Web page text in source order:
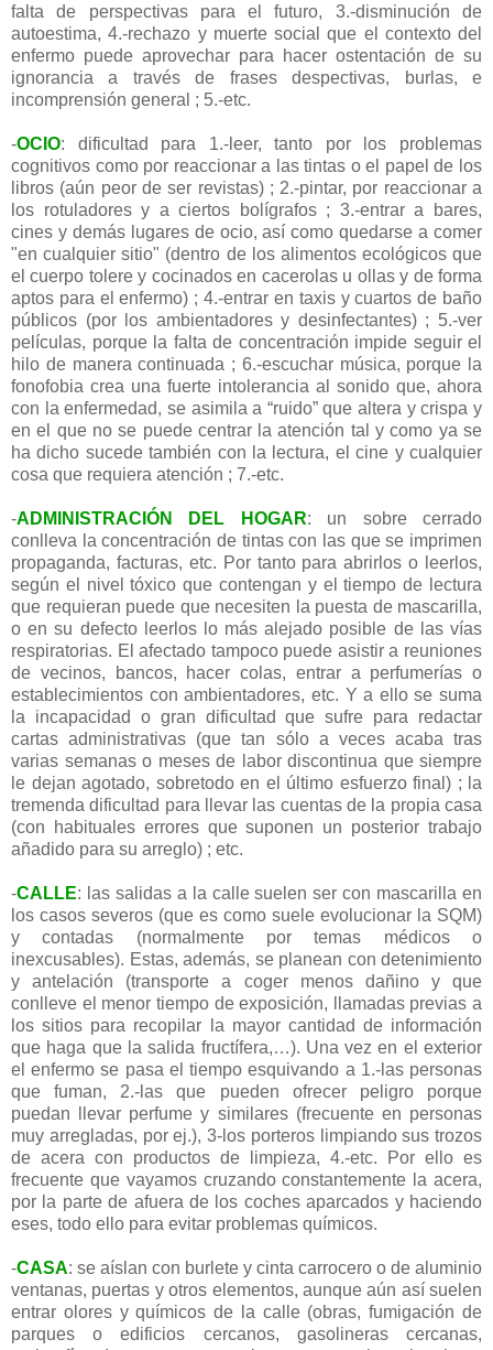
falta de perspectivas para el futuro, 3.-disminución de
autoestima, 4.-rechazo y muerte social que el contexto del
enfermo puede aprovechar para hacer ostentación de su
ignorancia a través de frases despectivas, burlas, e
incomprensión general ; 5.-etc.
-OCIO: dificultad para 1.-leer, tanto por los problemas
cognitivos como por reaccionar a las tintas o el papel de los
libros (aún peor de ser revistas) ; 2.-pintar, por reaccionar a
los rotuladores y a ciertos bolígrafos ; 3.-entrar a bares,
cines y demás lugares de ocio, así como quedarse a comer
"en cualquier sitio" (dentro de los alimentos ecológicos que
el cuerpo tolere y cocinados en cacerolas u ollas y de forma
aptos para el enfermo) ; 4.-entrar en taxis y cuartos de baño
públicos (por los ambientadores y desinfectantes) ; 5.-ver
películas, porque la falta de concentración impide seguir el
hilo de manera continuada ; 6.-escuchar música, porque la
fonofobia crea una fuerte intolerancia al sonido que, ahora
con la enfermedad, se asimila a “ruido” que altera y crispa y
en el que no se puede centrar la atención tal y como ya se
ha dicho sucede también con la lectura, el cine y cualquier
cosa que requiera atención ; 7.-etc.
-ADMINISTRACIÓN DEL HOGAR: un sobre cerrado
conlleva la concentración de tintas con las que se imprimen
propaganda, facturas, etc. Por tanto para abrirlos o leerlos,
según el nivel tóxico que contengan y el tiempo de lectura
que requieran puede que necesiten la puesta de mascarilla,
o en su defecto leerlos lo más alejado posible de las vías
respiratorias. El afectado tampoco puede asistir a reuniones
de vecinos, bancos, hacer colas, entrar a perfumerías o
establecimientos con ambientadores, etc. Y a ello se suma
la incapacidad o gran dificultad que sufre para redactar
cartas administrativas (que tan sólo a veces acaba tras
varias semanas o meses de labor discontinua que siempre
le dejan agotado, sobretodo en el último esfuerzo final) ; la
tremenda dificultad para llevar las cuentas de la propia casa
(con habituales errores que suponen un posterior trabajo
añadido para su arreglo) ; etc.
-CALLE: las salidas a la calle suelen ser con mascarilla en
los casos severos (que es como suele evolucionar la SQM)
y contadas (normalmente por temas médicos o
inexcusables). Estas, además, se planean con detenimiento
y antelación (transporte a coger menos dañino y que
conlleve el menor tiempo de exposición, llamadas previas a
los sitios para recopilar la mayor cantidad de información
que haga que la salida fructífera,…). Una vez en el exterior
el enfermo se pasa el tiempo esquivando a 1.-las personas
que fuman, 2.-las que pueden ofrecer peligro porque
puedan llevar perfume y similares (frecuente en personas
muy arregladas, por ej.), 3-los porteros limpiando sus trozos
de acera con productos de limpieza, 4.-etc. Por ello es
frecuente que vayamos cruzando constantemente la acera,
por la parte de afuera de los coches aparcados y haciendo
eses, todo ello para evitar problemas químicos.
-CASA: se aíslan con burlete y cinta carrocero o de aluminio
ventanas, puertas y otros elementos, aunque aún así suelen
entrar olores y químicos de la calle (obras, fumigación de
parques o edificios cercanos, gasolineras cercanas,